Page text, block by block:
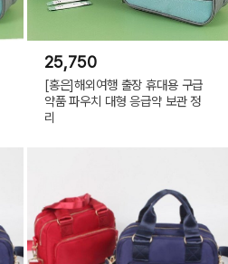
25,750
[홍은]해외여행 출장 휴대용 구급
약품 파우치 대형 응급약 보관 정
리